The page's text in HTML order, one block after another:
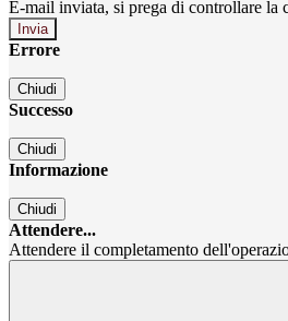
E-mail inviata, si prega di controllare la
Errore
Chiudi
Successo
Chiudi
Informazione
Chiudi
Attendere...
Attendere il completamento